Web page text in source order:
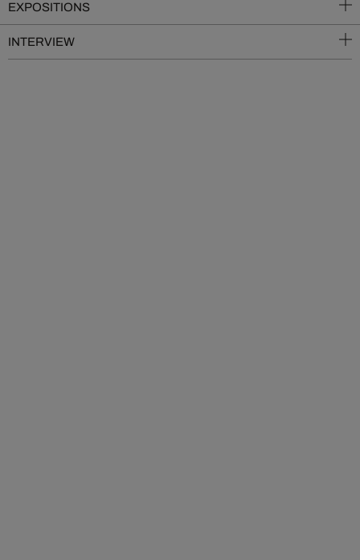
EXPOSITIONS
INTERVIEW